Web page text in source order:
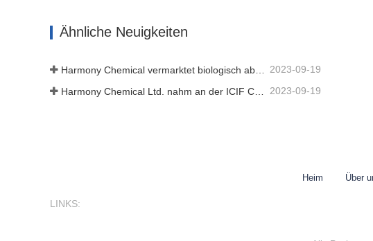
Ähnliche Neuigkeiten
2023-09-19
Harmony Chemical Ltd. nahm an der ICIF China 2019 teil, die vom 16. bis 18. September 2019 in Shanghai, China, stattfand. 2023-09-19
Heim Über
LINKS: